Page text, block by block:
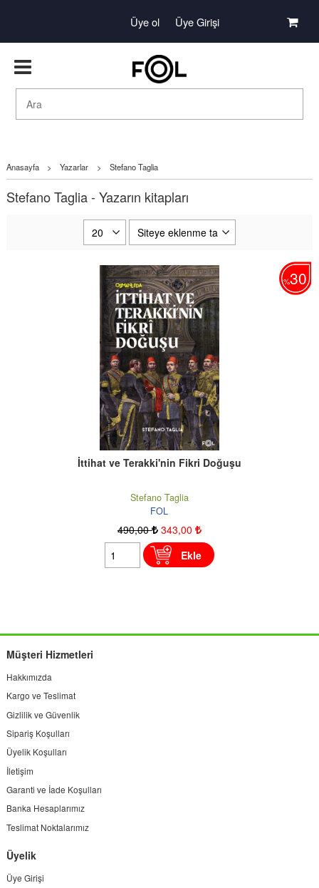
Üye ol Üye Girişi
Anasayfa > Yazarlar > Stefano Taglia
Stefano Taglia - Yazarın kitapları
%30
İttihat ve Terakki'nin Fikri Doğuşu
Stefano Taglia
FOL
490,00 343,00
Ekle
Müşteri Hizmetleri
Hakkımızda
Kargo ve Teslimat
Gizlilik ve Güvenlik
Sipariş Koşulları
Üyelik Koşulları
İletişim
Garanti ve İade Koşulları
Banka Hesaplarımız
Teslimat Noktalarımız
Üyelik
Üye Girişi